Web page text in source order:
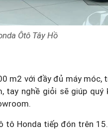
Ôtô Tây Hồ
m2 với đầy đủ máy móc,
tay nghề giỏi sẽ giúp quý
tô Honda tiếp đón trên